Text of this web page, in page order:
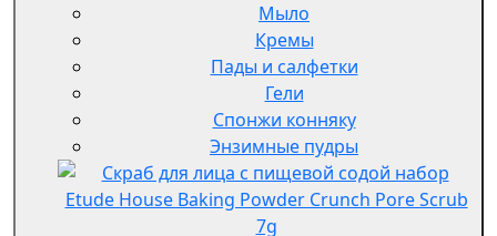
Мыло
Кремы
Пады и салфетки
Гели
Спонжи конняку
Энзимные пудры